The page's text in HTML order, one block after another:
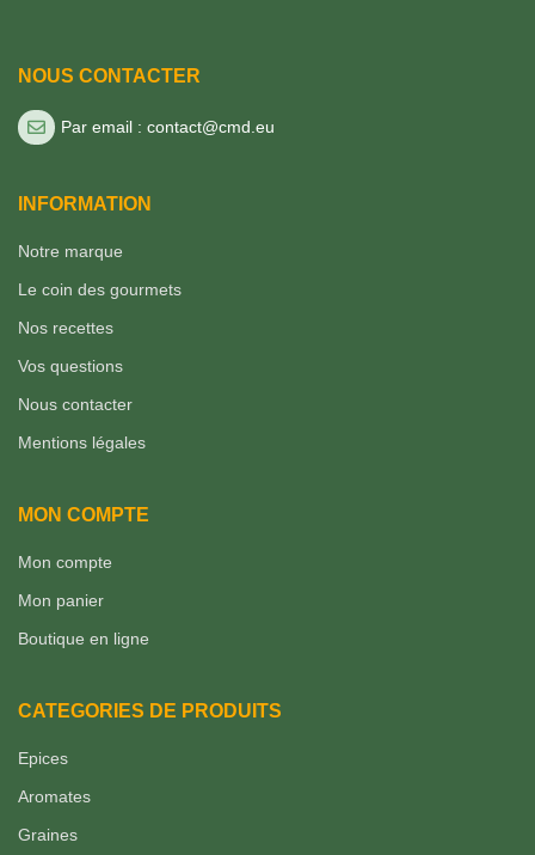
NOUS CONTACTER
Par email : contact@cmd.eu
INFORMATION
Notre marque
Le coin des gourmets
Nos recettes
Vos questions
Nous contacter
Mentions légales
MON COMPTE
Mon compte
Mon panier
Boutique en ligne
CATEGORIES DE PRODUITS
Epices
Aromates
Graines